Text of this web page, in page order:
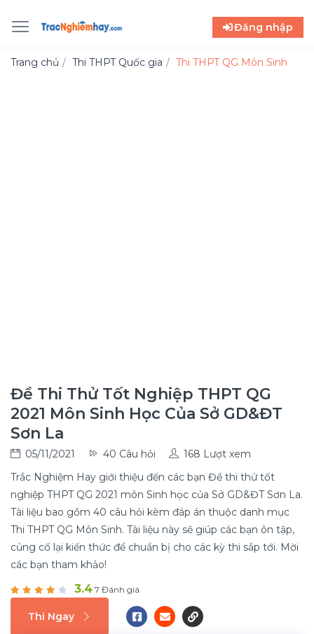
Đăng nhập
Trang chủ Thi THPT Quốc gia Thi THPT QG Môn Sinh
Đề Thi Thử Tốt Nghiệp THPT QG
2021 Môn Sinh Học Của Sở GD&ĐT
Sơn La
05/11/2021 40 Câu hỏi
168 Lượt xem
Trắc Nghiệm Hay giới thiệu đến các bạn Đề thi thử tốt
nghiệp THPT QG 2021 môn Sinh học của Sở GD&ĐT Sơn La.
Tài liệu bao gồm 40 câu hỏi kèm đáp án thuộc danh mục
Thi THPT QG Môn Sinh. Tài liệu này sẽ giúp các bạn ôn tập,
củng cố lại kiến thức để chuẩn bị cho các kỳ thi sắp tới. Mời
các bạn tham khảo!
3.4 7 Đánh giá
Thi Ngay